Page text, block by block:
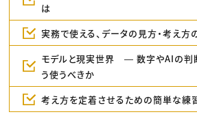
は
実務で使える、データの見方・考え方
モデルと現実世界 ― 数字やAIの判断
う使うべきか
考え方を定着させるための簡単な練